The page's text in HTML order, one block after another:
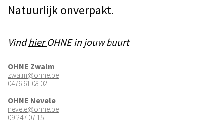
Natuurlijk onverpakt.
VindhierOHNE in jouw buurt
OHNE Zwalm
zwalm@ohne.be
0476 61 08 02
OHNE Nevele
nevele@ohne.be
09 247 07 15